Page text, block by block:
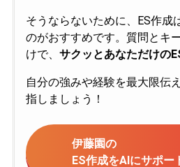
そうならないために、ES作成
のがおすすめです。質問とキ
けで、 サクッとあなただけの
自分の強みや経験を最大限伝
指しましょう！
伊藤園の
ES作成をAIにサポー